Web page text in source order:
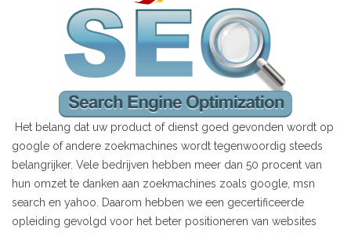
Het belang dat uw product of dienst goed gevonden wordt op
google of andere zoekmachines wordt tegenwoordig steeds
belangrijker. Vele bedrijven hebben meer dan 50 procent van
hun omzet te danken aan zoekmachines zoals google, msn
search en yahoo. Daarom hebben we een gecertificeerde
opleiding gevolgd voor het beter positioneren van websites